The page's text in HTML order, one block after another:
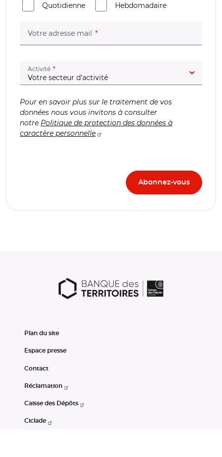
Quotidienne
Hebdomadaire
Votre adresse mail (champ obligatoire)
Activité (champ obligatoire)
Pour en savoir plus sur le traitement de vos
données nous vous invitons à consulter
notre Politique de protection des données à
caractère personnelle
Plan du site
Espace presse
Contact
Réclamation
Caisse des Dépôts
Ciclade